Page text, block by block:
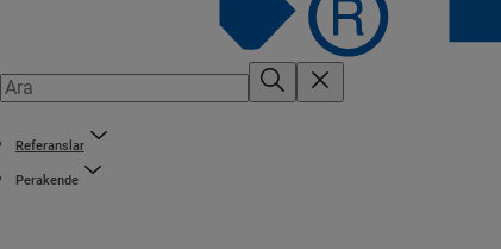
Referanslar
Perakende